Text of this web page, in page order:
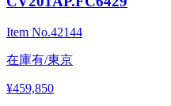
Item No.42144
在庫有/東京
¥459,850